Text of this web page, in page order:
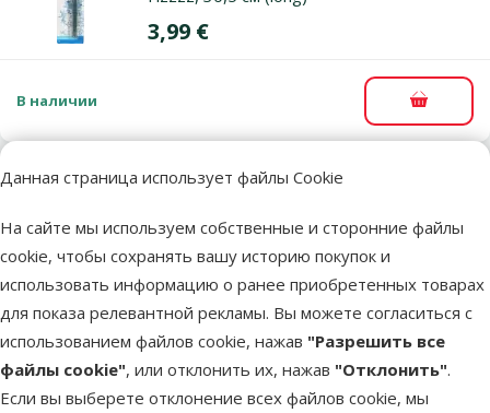
Данная страница использует файлы Cookie
На сайте мы используем собственные и сторонние файлы
cookie, чтобы сохранять вашу историю покупок и
использовать информацию о ранее приобретенных товарах
для показа релевантной рекламы. Вы можете согласиться с
использованием файлов cookie, нажав "Разрешить все
файлы cookie", или отклонить их, нажав "Отклонить".
Если вы выберете отклонение всех файлов cookie, мы
Цена
3,99 €
В наличии В
Valve CV4, plastic
Оценка 0%
Цена
3,99 €
Недоступно